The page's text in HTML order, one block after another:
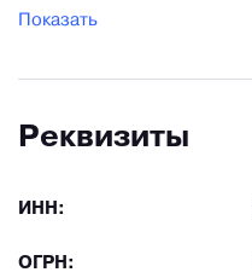
Показать
Реквизиты
ИНН:
ОГРН: